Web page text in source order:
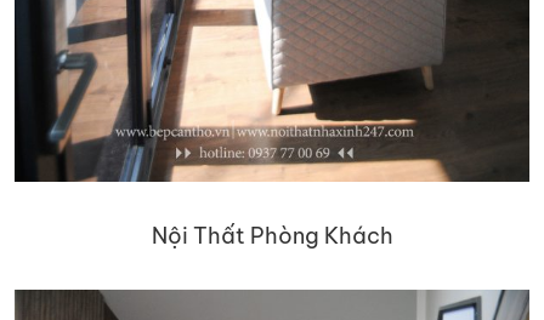
Nội Thất Phòng Khách